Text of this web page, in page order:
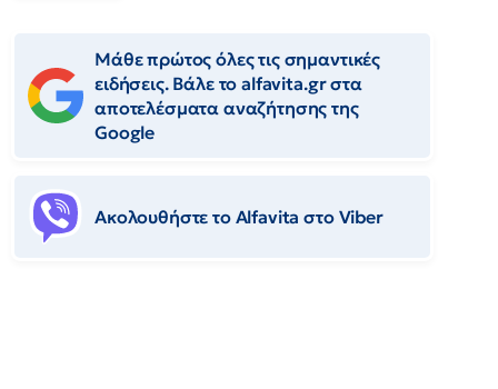
Μάθε πρώτος όλες τις σημαντικές
ειδήσεις. Βάλε το alfavita.gr στα
αποτελέσματα αναζήτησης της
Google
Ακολουθήστε το Αlfavita στο Viber